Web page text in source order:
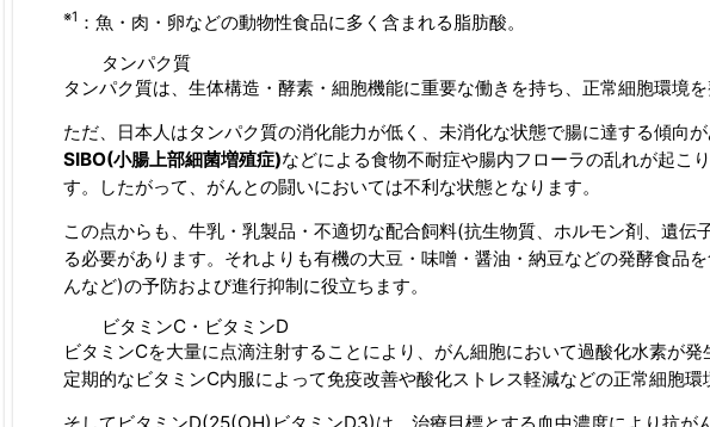
※1 ：魚・肉・卵などの動物性食品に多く含まれる脂肪酸。
タンパク質
タンパク質は、生体構造・酵素・細胞機能に重要な働きを持ち、正常細胞環境を
ただ、日本人はタンパク質の消化能力が低く、未消化な状態で腸に達する傾向が
SIBO(小腸上部細菌増殖症)などによる食物不耐症や腸内フローラの乱れが起こ
す。したがって、がんとの闘いにおいては不利な状態となります。
この点からも、牛乳・乳製品・不適切な配合飼料(抗生物質、ホルモン剤、遺
る必要があります。それよりも有機の大豆・味噌・醤油・納豆などの発酵食品
んなど)の予防および進行抑制に役立ちます。
ビタミンC・ビタミンD
ビタミンCを大量に点滴注射することにより、がん細胞において過酸化水素が
定期的なビタミンC内服によって免疫改善や酸化ストレス軽減などの正常細胞環